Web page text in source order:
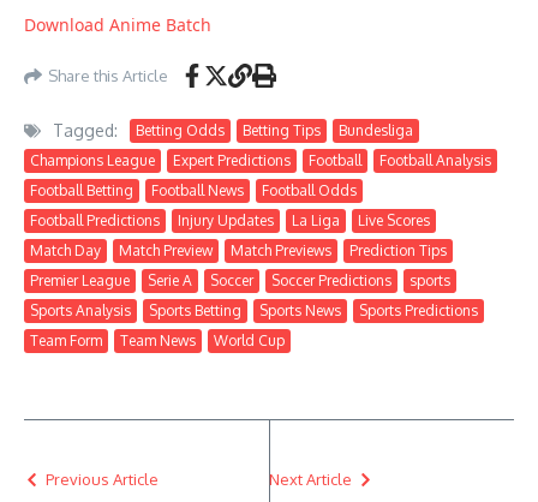
Download Anime Batch
Share this Article
Tagged: Betting Odds Betting Tips
Bundesliga
Champions League
Expert Predictions Football
Football Analysis
Football Betting
Football News
Football Odds
Football Predictions
Injury Updates La Liga
Live Scores
Match Day
Match Preview Match Previews
Prediction Tips
Premier League
Serie A Soccer Soccer Predictions
sports
Sports Analysis
Sports Betting Sports News
Sports Predictions
Team Form
Team News World Cup
Previous Article Next Article